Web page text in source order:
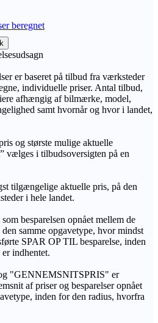
beregnet
er baseret på tilbud fra værksteder
individuelle priser. Antal tilbud,
afhængig af bilmærke, model,
samt hvornår og hvor i landet,
og største mulige aktuelle
vælges i tilbudsoversigten på en
tilgængelige aktuelle pris, på den
i hele landet.
besparelsen opnået mellem de
samme opgavetype, hvor mindst
SPAR OP TIL besparelse, inden
indhentet.
"GENNEMSNITSPRIS" er
af priser og besparelser opnået
inden for den radius, hvorfra